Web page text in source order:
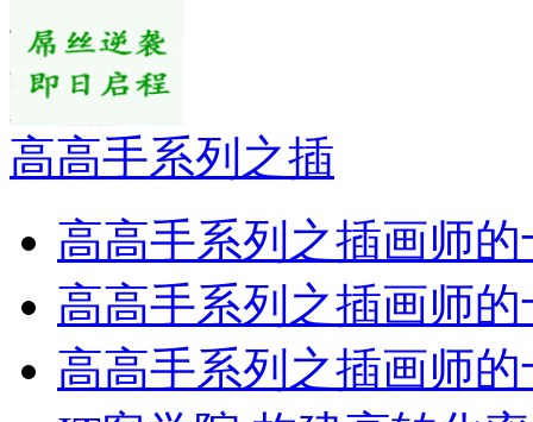
高高手系列之插
高高手系列之插画师的
高高手系列之插画师的
高高手系列之插画师的